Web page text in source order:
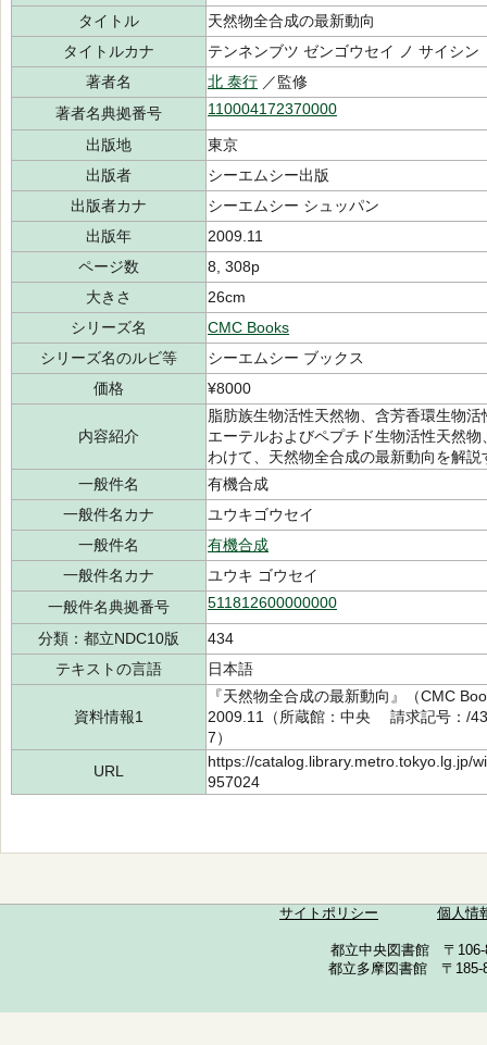
タイトル
天然物全合成の最新動向
タイトルカナ
テンネンブツ ゼンゴウセイ ノ サイシン
著者名
北 泰行 ／監修
著者名典拠番号
110004172370000
出版地
東京
出版者
シーエムシー出版
出版者カナ
シーエムシー シュッパン
出版年
2009.11
ページ数
8, 308p
大きさ
26cm
シリーズ名
CMC Books
シリーズ名のルビ等
シーエムシー ブックス
価格
¥8000
内容紹介
脂肪族生物活性天然物、含芳香環生物
エーテルおよびペプチド生物活性天然
わけて、天然物全合成の最新動向を解説
一般件名
有機合成
一般件名カナ
ユウキゴウセイ
一般件名
有機合成
一般件名カナ
ユウキ ゴウセイ
一般件名典拠番号
511812600000000
分類：都立NDC10版
434
テキストの言語
日本語
資料情報1
『天然物全合成の最新動向』（
2009.11（所蔵館：中央 請求記号：/
7）
URL
https://catalog.library.metro.tokyo.lg.jp/
957024
サイトポリシー 個人情
都立中央図書館 〒
都立多摩図書館 〒185-